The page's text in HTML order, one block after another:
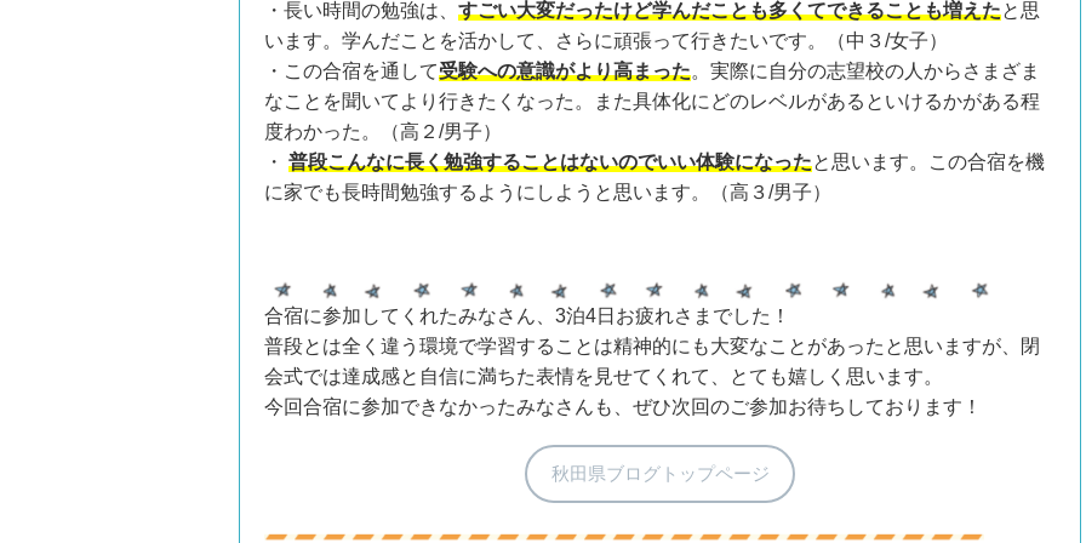
・長い時間の勉強は、 すごい大変だったけど学んだことも多くてできることも増えたと思
います。学んだことを活かして、さらに頑張って行きたいです。（中３/女子）
・この合宿を通して受験への意識がより高まった。実際に自分の志望校の人からさまざま
なことを聞いてより行きたくなった。また具体化にどのレベルがあるといけるかがある程
度わかった。（高２/男子）
・ 普段こんなに長く勉強することはないのでいい体験になったと思います。この合宿を機
に家でも長時間勉強するようにしようと思います。（高３/男子）
合宿に参加してくれたみなさん、3泊4日お疲れさまでした！
普段とは全く違う環境で学習することは精神的にも大変なことがあったと思いますが、閉
会式では達成感と自信に満ちた表情を見せてくれて、とても嬉しく思います。
今回合宿に参加できなかったみなさんも、ぜひ次回のご参加お待ちしております！
秋田県ブログトップページ